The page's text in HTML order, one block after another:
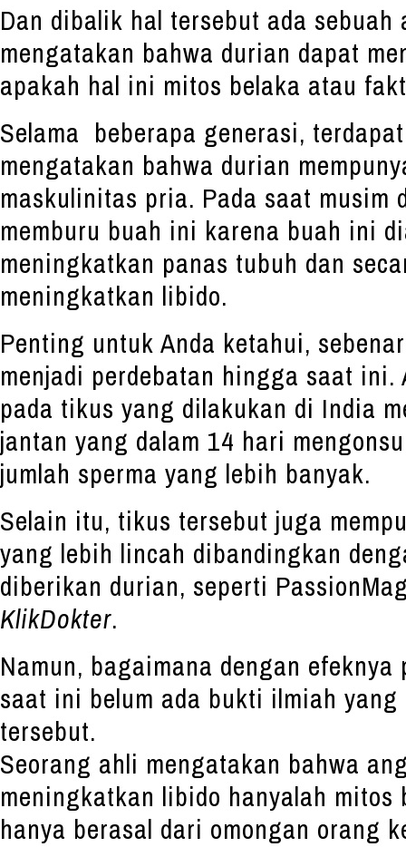
Dan dibalik hal tersebut ada sebuah
mengatakan bahwa durian dapat
apakah hal ini mitos belaka atau
Selama beberapa generasi,
mengatakan bahwa durian
maskulinitas pria. Pada saat musim
memburu buah ini karena buah ini
meningkatkan panas tubuh dan
meningkatkan libido.
Penting untuk Anda ketahui,
menjadi perdebatan hingga saat ini.
pada tikus yang dilakukan di India
jantan yang dalam 14 hari
jumlah sperma yang lebih banyak.
Selain itu, tikus tersebut juga
yang lebih lincah dibandingkan
diberikan durian, seperti
KlikDokter.
Namun, bagaimana dengan
saat ini belum ada bukti ilmiah
tersebut.
Seorang ahli mengatakan bahwa
meningkatkan libido hanyalah
hanya berasal dari omongan orang